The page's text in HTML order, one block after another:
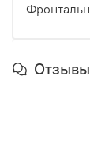
Отзывы